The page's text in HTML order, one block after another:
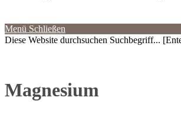
Menü Schließen
Diese Website durchsuchen Suchbegriff...
Magnesium